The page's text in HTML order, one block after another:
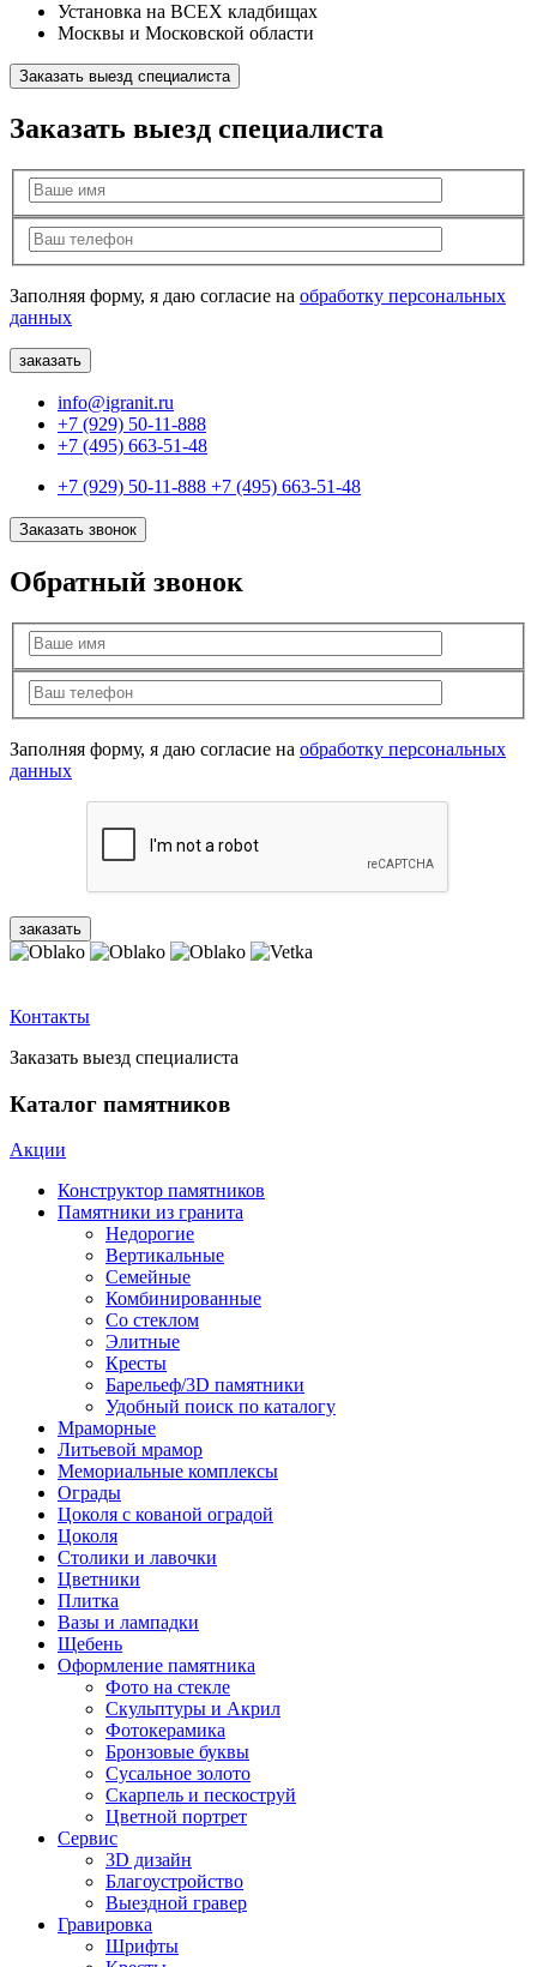
Установка на ВСЕХ кладбищах
Москвы и Московской области
Заказать выезд специалиста
Заказать выезд специалиста
Заполняя форму, я даю согласие на обработку персональных
данных
info@igranit.ru
+7 (929) 50-11-888
+7 (495) 663-51-48
+7 (929) 50-11-888 +7 (495) 663-51-48
Заказать звонок
Обратный звонок
Заполняя форму, я даю согласие на обработку персональных
данных
Контакты
Заказать выезд специалиста
Каталог памятников
Акции
Конструктор памятников
Памятники из гранита
Недорогие
Вертикальные
Семейные
Комбинированные
Со стеклом
Элитные
Кресты
Барельеф/3D памятники
Удобный поиск по каталогу
Мраморные
Литьевой мрамор
Мемориальные комплексы
Ограды
Цоколя с кованой оградой
Цоколя
Столики и лавочки
Цветники
Плитка
Вазы и лампадки
Щебень
Оформление памятника
Фото на стекле
Скульптуры и Акрил
Фотокерамика
Бронзовые буквы
Сусальное золото
Скарпель и пескоструй
Цветной портрет
Сервис
3D дизайн
Благоустройство
Выездной гравер
Гравировка
Шрифты